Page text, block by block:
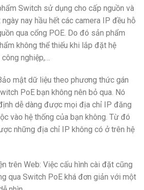
Switch sử dụng cho cấp nguồn và
nay hầu hết các camera IP đều hỗ
qua cổng POE. Do đó sản phẩm
không thể thiếu khi lắp đặt hệ
nghiệp,…
mật dữ liệu theo phương thức gán
PoE bạn không nên bỏ qua. Nó
dễ dàng được mọi địa chỉ IP đăng
vào hệ thống của bạn không. Từ đó
những địa chỉ IP không có ở trên hệ
trên Web: Việc cấu hình cài đặt cũng
qua Switch PoE khá đơn giản với một